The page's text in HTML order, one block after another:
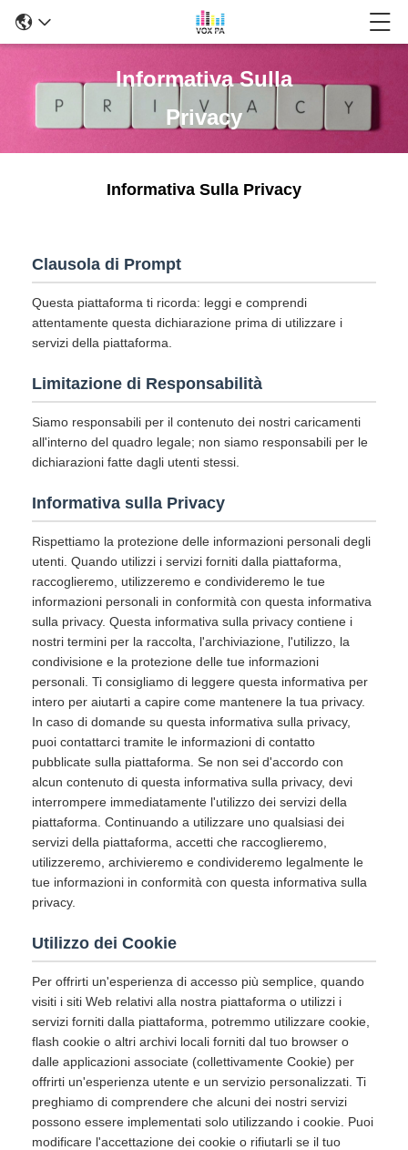
Informativa Sulla
Privacy
Informativa Sulla Privacy
Clausola di Prompt
Questa piattaforma ti ricorda: leggi e comprendi
attentamente questa dichiarazione prima di utilizzare i
servizi della piattaforma.
Limitazione di Responsabilità
Siamo responsabili per il contenuto dei nostri caricamenti
all'interno del quadro legale; non siamo responsabili per le
dichiarazioni fatte dagli utenti stessi.
Informativa sulla Privacy
Rispettiamo la protezione delle informazioni personali degli
utenti. Quando utilizzi i servizi forniti dalla piattaforma,
raccoglieremo, utilizzeremo e condivideremo le tue
informazioni personali in conformità con questa informativa
sulla privacy. Questa informativa sulla privacy contiene i
nostri termini per la raccolta, l'archiviazione, l'utilizzo, la
condivisione e la protezione delle tue informazioni
personali. Ti consigliamo di leggere questa informativa per
intero per aiutarti a capire come mantenere la tua privacy.
In caso di domande su questa informativa sulla privacy,
puoi contattarci tramite le informazioni di contatto
pubblicate sulla piattaforma. Se non sei d'accordo con
alcun contenuto di questa informativa sulla privacy, devi
interrompere immediatamente l'utilizzo dei servizi della
piattaforma. Continuando a utilizzare uno qualsiasi dei
servizi della piattaforma, accetti che raccoglieremo,
utilizzeremo, archivieremo e condivideremo legalmente le
tue informazioni in conformità con questa informativa sulla
privacy.
Utilizzo dei Cookie
Per offrirti un'esperienza di accesso più semplice, quando
visiti i siti Web relativi alla nostra piattaforma o utilizzi i
servizi forniti dalla piattaforma, potremmo utilizzare cookie,
flash cookie o altri archivi locali forniti dal tuo browser o
dalle applicazioni associate (collettivamente Cookie) per
offrirti un'esperienza utente e un servizio personalizzati. Ti
preghiamo di comprendere che alcuni dei nostri servizi
possono essere implementati solo utilizzando i cookie. Puoi
modificare l'accettazione dei cookie o rifiutarli se il tuo